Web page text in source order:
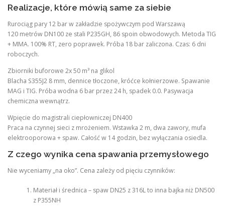
Realizacje, które mówią same za siebie
Rurociąg pary 12 bar w zakładzie spożywczym pod Warszawą
120 metrów DN100 ze stali P235GH, 86 spoin obwodowych. Metoda TIG
+ MMA. 100% RT, zero poprawek. Próba 18 bar zaliczona. Czas: 6 dni
roboczych.
Zbiorniki buforowe 2x 50 m³ na glikol
Blacha S355J2 8 mm, dennice tłoczone, króćce kołnierzowe. Spawanie
MAG i TIG. Próba wodna 6 bar przez 24 h, spadek 0.0. Pasywacja
chemiczna wewnątrz.
Wpięcie do magistrali ciepłowniczej DN400
Praca na czynnej sieci z mrożeniem. Wstawka 2 m, dwa zawory, mufa
elektrooporowa + spaw. Całość w 14 godzin, bez wyłączania osiedla.
Z czego wynika cena spawania przemysłowego
Nie wyceniamy „na oko”. Cena zależy od pięciu czynników:
Materiał i średnica – spaw DN25 z 316L to inna bajka niż DN500
z P355NH